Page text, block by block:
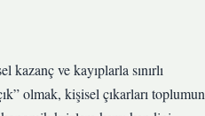
ve kayıplarla sınırlı
olmak, kişisel çıkarları toplumun